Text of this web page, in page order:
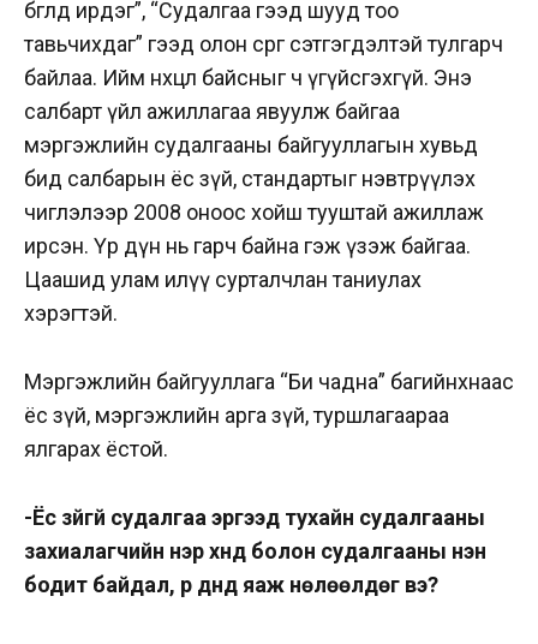
бөглөөд ирдэг”, “Судалгаа гээд шууд тоо
тавьчихдаг” гээд олон сөрөг сэтгэгдэлтэй тулгарч
байлаа. Ийм нөхцөл байсныг ч үгүйсгэхгүй. Энэ
салбарт үйл ажиллагаа явуулж байгаа
мэргэжлийн судалгааны байгууллагын хувьд
бид салбарын ёс зүй, стандартыг нэвтрүүлэх
чиглэлээр 2008 оноос хойш тууштай ажиллаж
ирсэн. Үр дүн нь гарч байна гэж үзэж байгаа.
Цаашид улам илүү сурталчлан таниулах
хэрэгтэй.
Мэргэжлийн байгууллага “Би чадна” багийнхнаас
ёс зүй, мэргэжлийн арга зүй, туршлагаараа
ялгарах ёстой.
-Ёс зүйгүй судалгаа эргээд тухайн судалгааны
захиалагчийн нэр хүнд болон судалгааны үнэн
бодит байдал, үр дүнд яаж нөлөөлдөг вэ?